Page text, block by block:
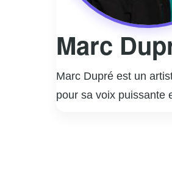
Marc
Marc Dupré est un
pour sa voix puissante
nombreux talents